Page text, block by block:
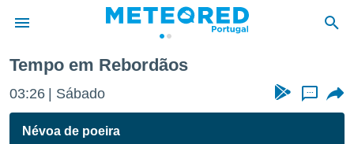
da
foi
Tempo em Rebordãos
03:26 Sábado ...
Névoa de poeira